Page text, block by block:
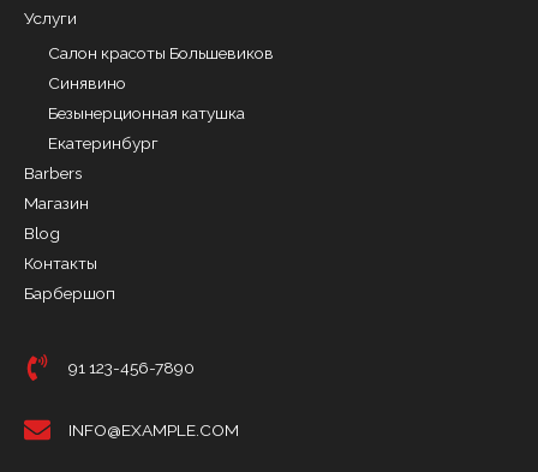
Услуги
Салон красоты Большевиков
Синявино
Безынерционная катушка
Екатеринбург
Barbers
Магазин
Blog
Контакты
Барбершоп
91 123-456-7890
INFO@EXAMPLE.COM